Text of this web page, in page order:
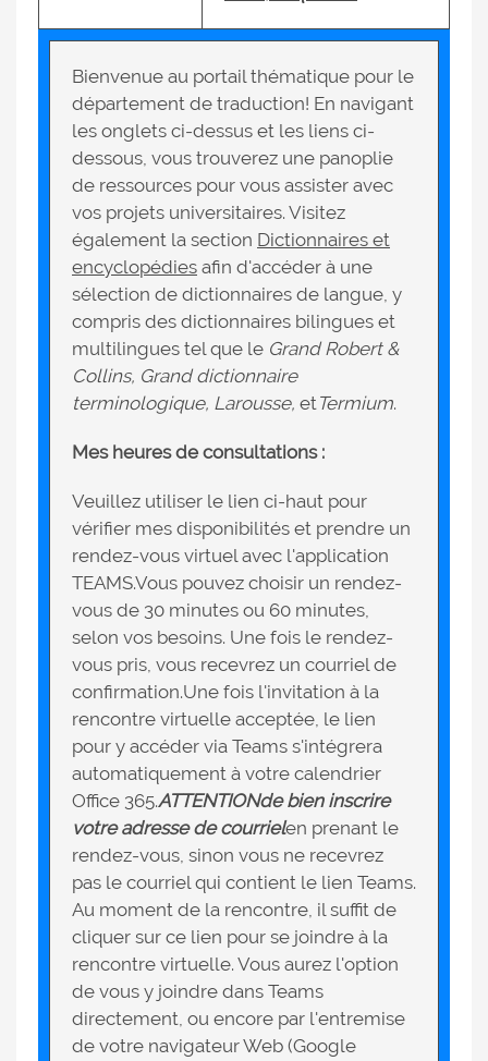
Bienvenue au portail thématique pour le
département de traduction! En navigant
les onglets ci-dessus et les liens ci-
dessous, vous trouverez une panoplie
de ressources pour vous assister avec
vos projets universitaires. Visitez
également la section Dictionnaires et
encyclopédies afin d'accéder à une
sélection de dictionnaires de langue, y
compris des dictionnaires bilingues et
multilingues tel que le Grand Robert &
Collins, Grand dictionnaire
terminologique, Larousse, etTermium.
Mes heures de consultations :
Veuillez utiliser le lien ci-haut pour
vérifier mes disponibilités et prendre un
rendez-vous virtuel avec l'application
TEAMS.Vous pouvez choisir un rendez-
vous de 30 minutes ou 60 minutes,
selon vos besoins. Une fois le rendez-
vous pris, vous recevrez un courriel de
confirmation.Une fois l'invitation à la
rencontre virtuelle acceptée, le lien
pour y accéder via Teams s'intégrera
automatiquement à votre calendrier
Office 365.ATTENTIONde bien inscrire
votre adresse de courrielen prenant le
rendez-vous, sinon vous ne recevrez
pas le courriel qui contient le lien Teams.
Au moment de la rencontre, il suffit de
cliquer sur ce lien pour se joindre à la
rencontre virtuelle. Vous aurez l'option
de vous y joindre dans Teams
directement, ou encore par l'entremise
de votre navigateur Web (Google